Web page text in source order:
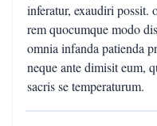
inferatur, exaudiri possit.
rem quocumque modo
omnia infanda patienda
neque ante dimisit eum,
sacris se temperaturum.